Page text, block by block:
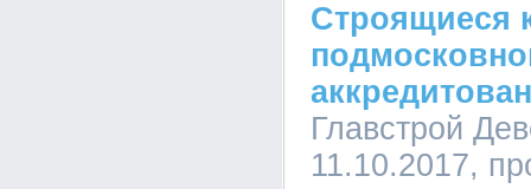
Строящиеся
Главстрой
11.10.2017,